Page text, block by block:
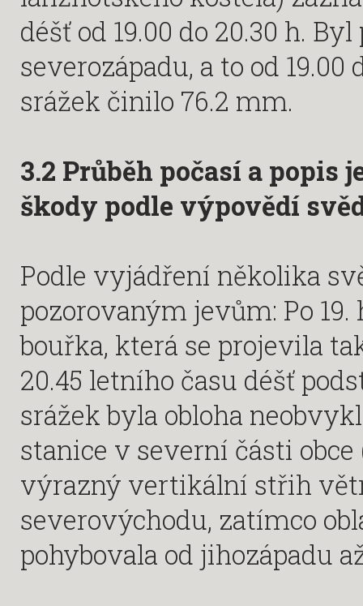
déšť od 19.00 do 20.30 h.
severozápadu, a to od
srážek činilo 76.2 mm.
3.2 Průběh počasí a
škody podle výpovědí
Podle vyjádření několika
pozorovaným jevům: Po
bouřka, která se projevila
20.45 letního času déšť
srážek byla obloha
stanice v severní části
výrazný vertikální střih
severovýchodu, zatímco
pohybovala od jihozápadu